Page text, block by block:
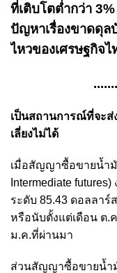
ที่เติบโตต่ำกว่า
ปัญหาเรื่องขาดดุล
ไหวของเศรษฐกิจ
เป็นสถานการณ์ที่จะส่
เลี่ยงไม่ได้
เมื่อสัญญาซื้อขายน้ำมั
Intermediate
ระดับ 85.43 ดอลลาร์
หรือนับตั้งแต่เดือน ต.
ม.ค.ที่ผ่านมา
ส่วนสัญญาซื้อขายน้ำมั